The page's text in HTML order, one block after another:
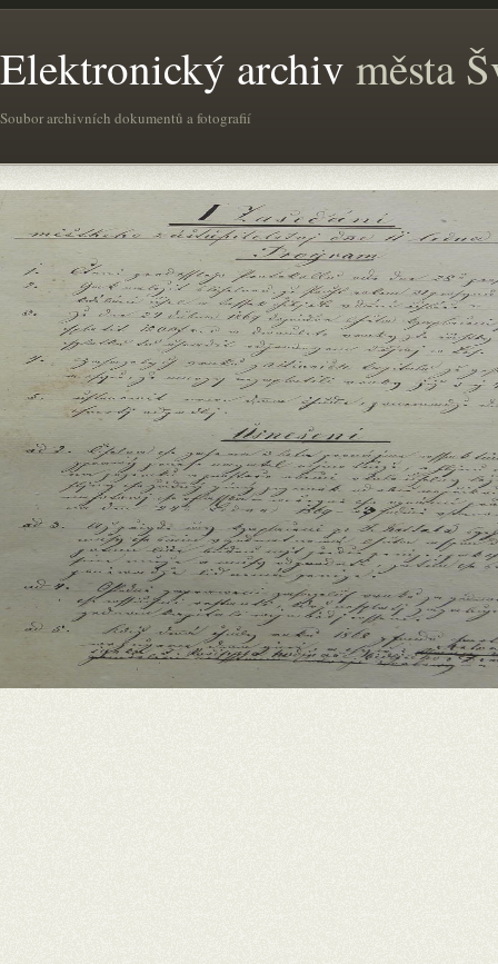
Elektronický archiv města
Soubor archivních dokumentů a fotografií